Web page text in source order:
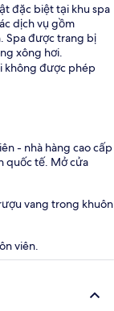
đặc biệt tại khu spa
dịch vụ gồm
Spa được trang bị
xông hơi.
không được phép
- nhà hàng cao cấp
quốc tế. Mở cửa
vang trong khuôn
viên.